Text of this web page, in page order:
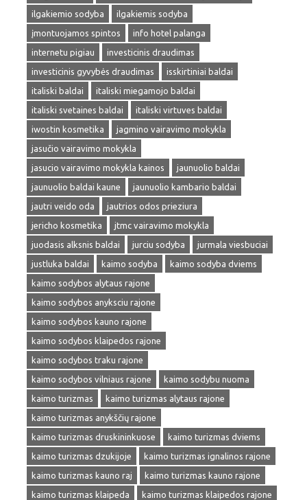
ilgakiemio sodyba
ilgakiemis sodyba
įmontuojamos spintos
info hotel palanga
internetu pigiau
investicinis draudimas
investicinis gyvybės draudimas
isskirtiniai baldai
italiski baldai
italiski miegamojo baldai
italiski svetaines baldai
italiski virtuves baldai
iwostin kosmetika
jagmino vairavimo mokykla
jasučio vairavimo mokykla
jasucio vairavimo mokykla kainos
jaunuolio baldai
jaunuolio baldai kaune
jaunuolio kambario baldai
jautri veido oda
jautrios odos prieziura
jericho kosmetika
jtmc vairavimo mokykla
juodasis alksnis baldai
jurciu sodyba
jurmala viesbuciai
justluka baldai
kaimo sodyba
kaimo sodyba dviems
kaimo sodybos alytaus rajone
kaimo sodybos anyksciu rajone
kaimo sodybos kauno rajone
kaimo sodybos klaipedos rajone
kaimo sodybos traku rajone
kaimo sodybos vilniaus rajone
kaimo sodybu nuoma
kaimo turizmas
kaimo turizmas alytaus rajone
kaimo turizmas anykščių rajone
kaimo turizmas druskininkuose
kaimo turizmas dviems
kaimo turizmas dzukijoje
kaimo turizmas ignalinos rajone
kaimo turizmas kauno raj
kaimo turizmas kauno rajone
kaimo turizmas klaipeda
kaimo turizmas klaipedos rajone